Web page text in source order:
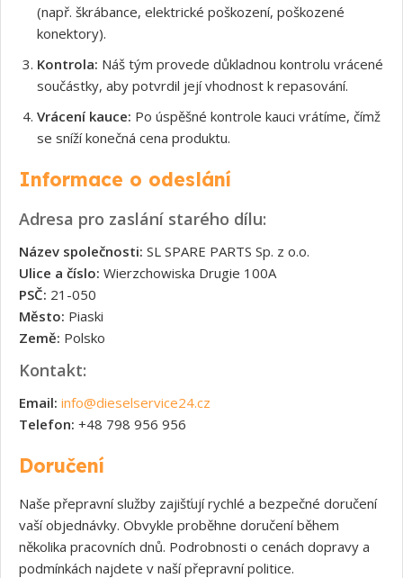
(např. škrábance, elektrické poškození, poškozené
konektory).
Kontrola: Náš tým provede důkladnou kontrolu vrácené
součástky, aby potvrdil její vhodnost k repasování.
Vrácení kauce: Po úspěšné kontrole kauci vrátíme, čímž
se sníží konečná cena produktu.
Informace o odeslání
Adresa pro zaslání starého dílu:
Název společnosti: SL SPARE PARTS Sp. z o.o.
Ulice a číslo: Wierzchowiska Drugie 100A
PSČ: 21-050
Město: Piaski
Země: Polsko
Kontakt:
Email: info@dieselservice24.cz
Telefon: +48 798 956 956
Doručení
Naše přepravní služby zajišťují rychlé a bezpečné doručení
vaší objednávky. Obvykle proběhne doručení během
několika pracovních dnů. Podrobnosti o cenách dopravy a
podmínkách najdete v naší přepravní politice.